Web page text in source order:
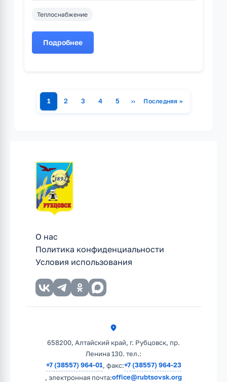
Теплоснабжение
Подробнее
о
сезону
Страница
1 Страница
2 Страница
3 Страница
4 Страница
5 Следующая страница
›› Последняя
Последняя »
О нас
Политика конфиденциальности
Условия использования
658200, Алтайский край, г. Рубцовск, пр.
Ленина 130. тел.:
+7 (38557) 964-01, факс:+7 (38557) 964-23
, электронная почта:office@rubtsovsk.org